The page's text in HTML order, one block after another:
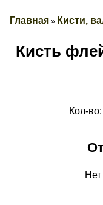
Главная » Кисти,
Кисть
Кол-во: